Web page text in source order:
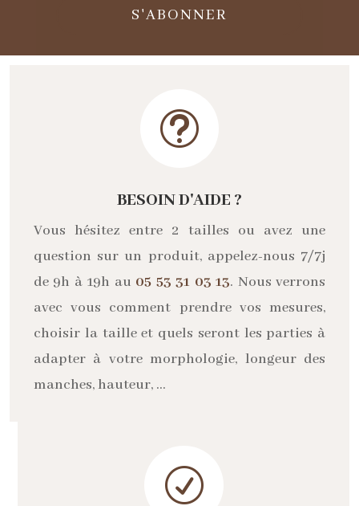
S'ABONNER
t
BESOIN D'AIDE ?
Vous hésitez entre 2 tailles ou avez une
question sur un produit, appelez-nous 7/7j
de 9h à 19h au 05 53 31 03 13. Nous verrons
avec vous comment prendre vos mesures,
choisir la taille et quels seront les parties à
adapter à votre morphologie, longeur des
manches, hauteur, …
R